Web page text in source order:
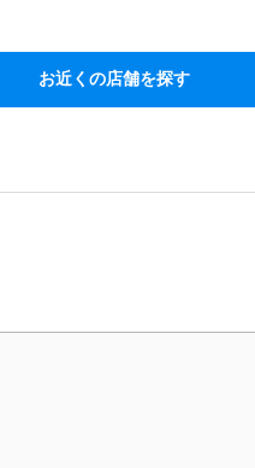
お近くの店舗を探す